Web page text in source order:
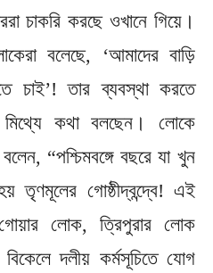
চাকরি করছে ওখানে গিয়ে।
বলেছে, ‘আমাদের বাড়ি
চাই’! তার ব্যবস্থা করতে
মিথ্যে কথা বলছেন। লোকে
“পশ্চিমবঙ্গে বছরে যা খুন
তৃণমূলের গোষ্ঠীদ্বন্দ্বে! এই
গোয়ার লোক, ত্রিপুরার লোক
দলীয় কর্মসূচিতে যোগ